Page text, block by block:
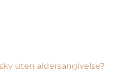
uten aldersangivelse?